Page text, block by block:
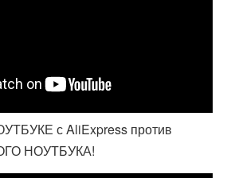
с AliExpress против
НОУТБУКА!